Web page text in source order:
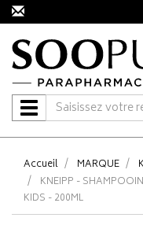
Navigation
Accueil MARQUE
KNEIPP -
KIDS - 200ML